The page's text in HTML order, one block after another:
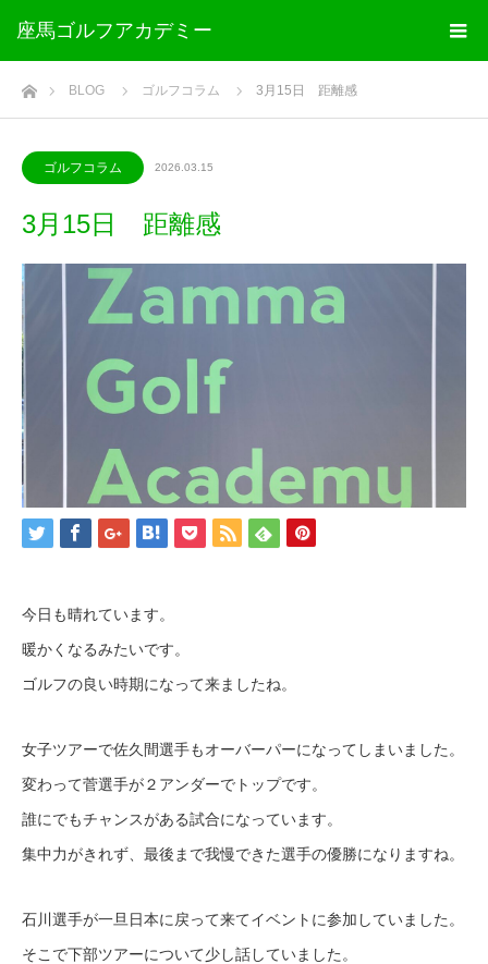
座馬ゴルフアカデミー
ホームBLOG ゴルフコラム 3月15日 距離感
ゴルフコラム 2026.03.15
3月15日 距離感
今日も晴れています。
暖かくなるみたいです。
ゴルフの良い時期になって来ましたね。
女子ツアーで佐久間選手もオーバーパーになってしまいました。
変わって菅選手が２アンダーでトップです。
誰にでもチャンスがある試合になっています。
集中力がきれず、最後まで我慢できた選手の優勝になりますね。
石川選手が一旦日本に戻って来てイベントに参加していました。
そこで下部ツアーについて少し話していました。